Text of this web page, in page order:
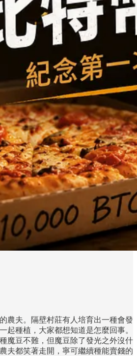
農夫。隔壁村莊有人培育出一種會發
起種植，大家都想知道是怎麼回事。
魔豆不難，但魔豆除了發光之外沒什
夫都笑著走開，寧可繼續種能賣錢的